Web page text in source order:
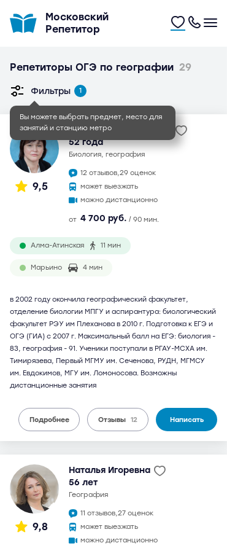
Московский
Репетитор
Репетиторы ОГЭ по географии 29
Вы можете выбрать предмет, место для
занятий и станцию метро
Фильтры 1
9,5
Ирина Александровна
52 года
биология, география
12 отзывов,29 оценок
может выезжать
можно дистанционно
от 4 700 руб. / 90 мин.
Алма-Атинская 11 мин
Марьино 4 мин
в 2002 году окончила географический факультет,
отделение биологии МПГУ и аспирантура: биологический
факультет РЭУ им Плеханова в 2010 г. Подготовка к ЕГЭ и
ОГЭ (ГИА) с 2007 г. Максимальный балл на ЕГЭ: биология -
83, география - 91. Ученики поступали в РГАУ-МСХА им.
Тимирязева, Первый МГМУ им. Сеченова, РУДН, МГМСУ
им. Евдокимов, МГУ им. Ломоносова. Возможны
дистанционные занятия
Подробнее Отзывы 12 Написать
9,8
Наталья Игоревна
56 лет
география
11 отзывов,27 оценок
может выезжать
можно дистанционно